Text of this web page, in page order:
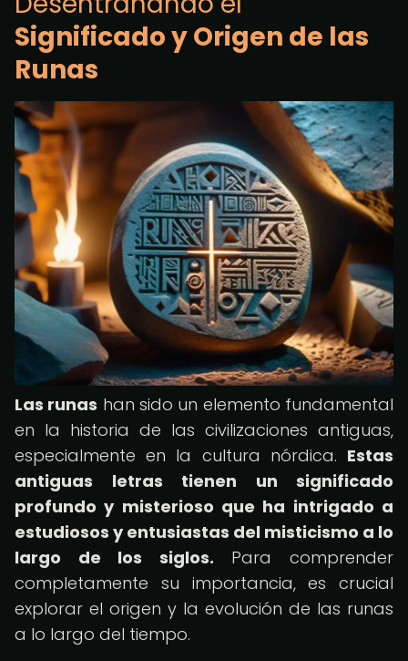
Significado y Origen de las
Runas
Las runas han sido un elemento fundamental
en la historia de las civilizaciones antiguas,
especialmente en la cultura nórdica. Estas
antiguas letras tienen un significado
profundo y misterioso que ha intrigado a
estudiosos y entusiastas del misticismo a lo
largo de los siglos. Para comprender
completamente su importancia, es crucial
explorar el origen y la evolución de las runas
a lo largo del tiempo.